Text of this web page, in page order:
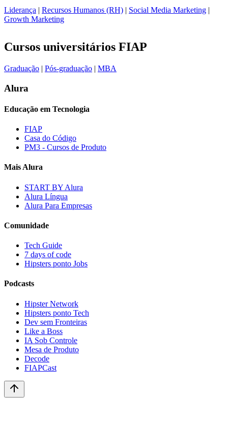
Liderança | Recursos Humanos (RH) | Social Media Marketing |
Growth Marketing
Cursos universitários FIAP
Graduação | Pós-graduação | MBA
Alura
Educação em Tecnologia
FIAP
Casa do Código
PM3 - Cursos de Produto
Mais Alura
START BY Alura
Alura Língua
Alura Para Empresas
Comunidade
Tech Guide
7 days of code
Hipsters ponto Jobs
Podcasts
Hipster Network
Hipsters ponto Tech
Dev sem Fronteiras
Like a Boss
IA Sob Controle
Mesa de Produto
Decode
FIAPCast